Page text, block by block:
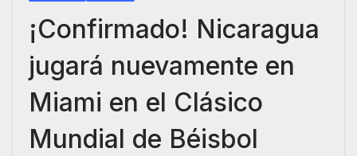
¡Confirmado! Nicaragua
jugará nuevamente en
Miami en el Clásico
Mundial de Béisbol